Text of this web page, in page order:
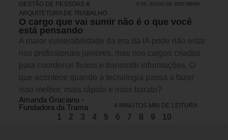
GESTÃO DE PESSOAS &
ARQUITETURA DE TRABALHO
8 DE JULHO DE 2026 08H00
O cargo que vai sumir não é o que você
está pensando
A maior vulnerabilidade da era da IA pode não estar
nos profissionais juniores, mas nos cargos criados
para coordenar fluxos e transmitir informações. O
que acontece quando a tecnologia passa a fazer
isso melhor, mais rápido e mais barato?
Amanda Graciano -
Fundadora da Trama
4 MINUTOS MIN DE LEITURA
1 2 3 4 5 6 7 8 9 10